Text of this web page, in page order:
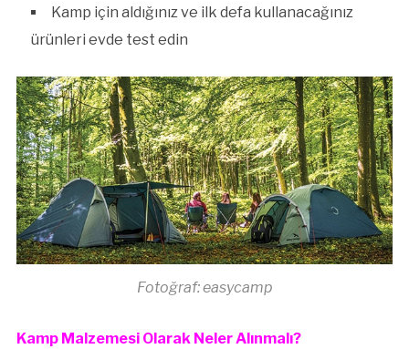
Kamp için aldığınız ve ilk defa kullanacağınız
ürünleri evde test edin
Fotoğraf: easycamp
Kamp Malzemesi Olarak Neler Alınmalı?